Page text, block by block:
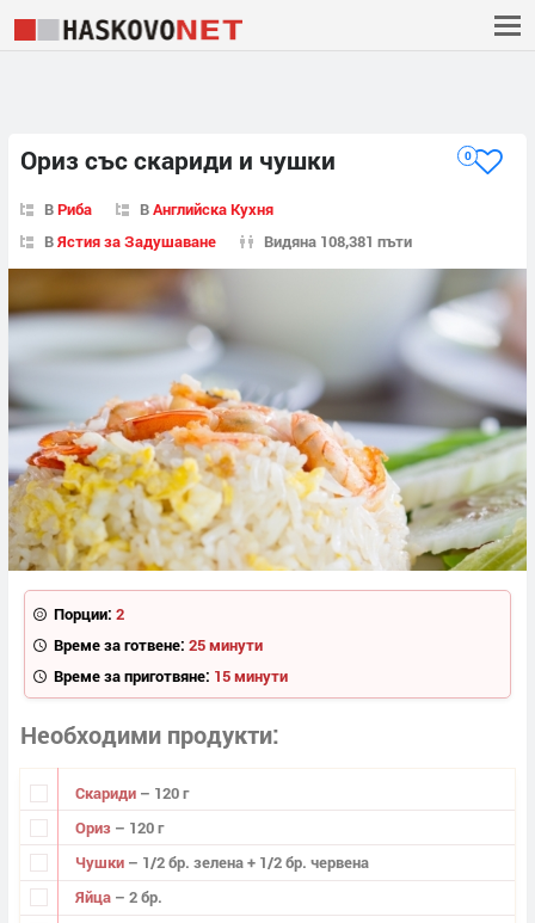
Ориз със скариди и чушки 0
ВРиба ВАнглийска Кухня
ВЯстия за Задушаване Видяна 108,381 пъти
Порции: 2
Време за готвене: 25 минути
Време за приготвяне: 15 минути
Необходими продукти
Скариди – 120 г
Ориз – 120 г
Чушки – 1/2 бр. зелена + 1/2 бр. червена
Яйца – 2 бр.